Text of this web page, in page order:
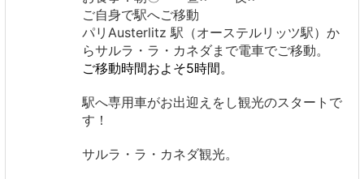
ご自身で駅へご移動
パリAusterlitz 駅（オーステルリッツ駅）か
らサルラ・ラ・カネダまで電車でご移動。
ご移動時間およそ5時間。
駅へ専用車がお出迎えをし観光のスタートで
す！
サルラ・ラ・カネダ観光。